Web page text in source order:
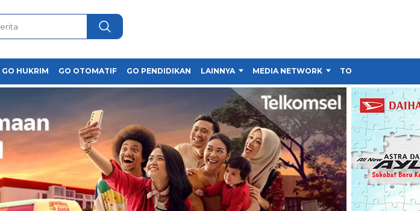
GO HUKRIM GO OTOMATIF GO PENDIDIKAN LAINNYA MEDIA NETWORK TOKO